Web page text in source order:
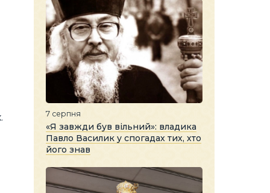
7 серпня
«Я завжди був вільний»: владика
Павло Василик у спогадах тих, хто
його знав